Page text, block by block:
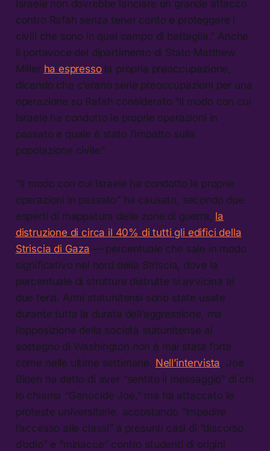
Israele non dovrebbe lanciare un grande attacco
contro Rafah senza tener conto e proteggere i
civili che sono in quel campo di battaglia.” Anche
il portavoce del dipartimento di Stato Matthew
Miller ha espressola propria preoccupazione,
dicendo che c’erano serie preoccupazioni per una
operazione su Rafah considerato “il modo con cui
Israele ha condotto le proprie operazioni in
passato e quale è stato l’impatto sulla
popolazione civile”
“Il modo con cui Israele ha condotto le proprie
operazioni in passato” ha causato, secondo due
esperti di mappatura delle zone di guerra, la
distruzione di circa il 40% di tutti gli edifici della
Striscia di Gaza — percentuale che sale in modo
significativo nel nord della Striscia, dove la
percentuale di strutture distrutte si avvicina ai
due terzi. Armi statunitensi sono state usate
durante tutta la durata dell’aggressione, ma
l’opposizione della società statunitense al
sostegno di Washington non è mai stata forte
come nelle ultime settimane. Nell’intervista , Joe
Biden ha detto di aver “sentito il messaggio” di chi
lo chiama “Genocide Joe,” ma ha attaccato le
proteste universitarie, accostando “impedire
l’accesso alle classi” a presunti casi di “discorso
d’odio” e “minacce” contro studenti di origini